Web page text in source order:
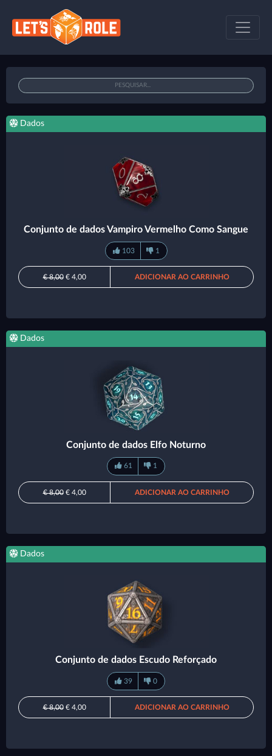
Dados
Conjunto de dados Vampiro Vermelho Como Sangue
103 1
€ 8,00€ 4,00 ADICIONAR AO CARRINHO
Dados
Conjunto de dados Elfo Noturno
61 1
€ 8,00€ 4,00 ADICIONAR AO CARRINHO
Dados
Conjunto de dados Escudo Reforçado
39 0
€ 8,00€ 4,00 ADICIONAR AO CARRINHO